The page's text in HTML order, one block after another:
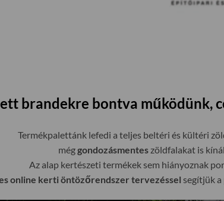
brandekre bontva működünk,
Termékpalettánk lefedi a teljes beltéri és kültéri
méggondozásmentes zöldfalakat is
Az alap kertészeti termékek sem hiányoznak
online kerti öntözőrendszer tervezéssel segítjük